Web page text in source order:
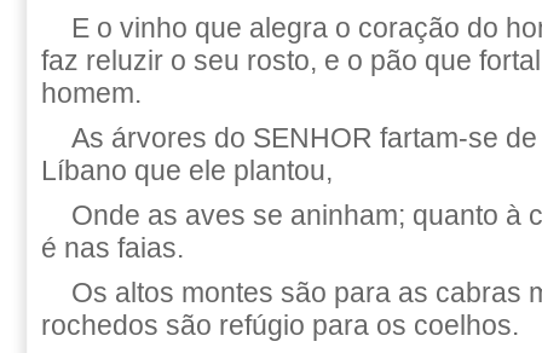
E o vinho que alegra o coração do
faz reluzir o seu rosto, e o pão que
homem.
As árvores do SENHOR fartam-se
Líbano que ele plantou,
Onde as aves se aninham; quanto à
é nas faias.
Os altos montes são para as cabras
rochedos são refúgio para os coelhos.